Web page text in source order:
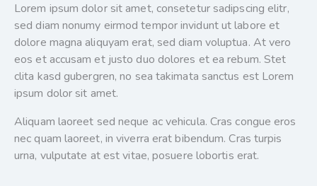
Lorem ipsum dolor sit amet, consetetur sadipscing elitr,
sed diam nonumy eirmod tempor invidunt ut labore et
dolore magna aliquyam erat, sed diam voluptua. At vero
eos et accusam et justo duo dolores et ea rebum. Stet
clita kasd gubergren, no sea takimata sanctus est Lorem
ipsum dolor sit amet.
Aliquam laoreet sed neque ac vehicula. Cras congue eros
nec quam laoreet, in viverra erat bibendum. Cras turpis
urna, vulputate at est vitae, posuere lobortis erat.